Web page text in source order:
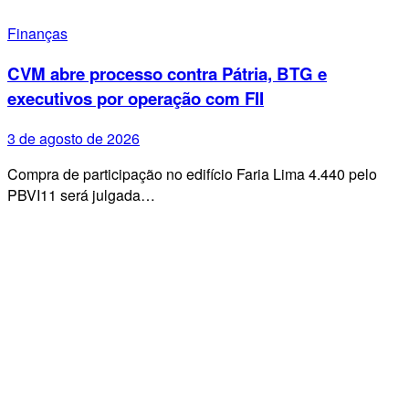
Finanças
CVM abre processo contra Pátria, BTG e
executivos por operação com FII
3 de agosto de 2026
Compra de participação no edifício Faria Lima 4.440 pelo
PBVI11 será julgada…